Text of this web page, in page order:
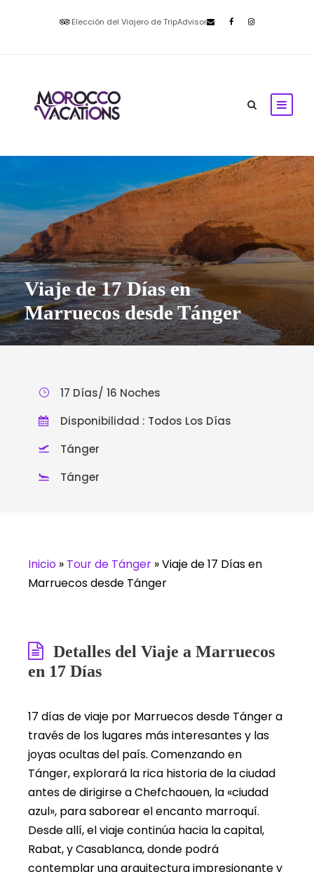
Elección del Viajero de TripAdvisor
Viaje de 17 Días en
Marruecos desde Tánger
17 Días/ 16 Noches
Disponibilidad : Todos Los Días
Tánger
Tánger
Inicio » Tour de Tánger »Viaje de 17 Días en
Marruecos desde Tánger
Detalles del Viaje a Marruecos
en 17 Días
17 días de viaje por Marruecos desde Tánger a
través de los lugares más interesantes y las
joyas ocultas del país. Comenzando en
Tánger, explorará la rica historia de la ciudad
antes de dirigirse a Chefchaouen, la «ciudad
azul», para saborear el encanto marroquí.
Desde allí, el viaje continúa hacia la capital,
Rabat, y Casablanca, donde podrá
contemplar una arquitectura impresionante y